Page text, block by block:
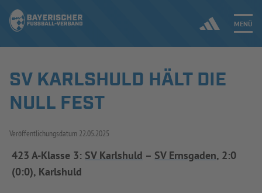
MENÜ
Jetzt einloggen
SPIELBETRIEB & VERBANDSLEBEN
SV KARLSHULD HÄLT DIE
NULL FEST
Veröffentlichungsdatum 22.05.2025
423 A-Klasse 3: SV Karlshuld – SV Ernsgaden, 2:0
(0:0), Karlshuld